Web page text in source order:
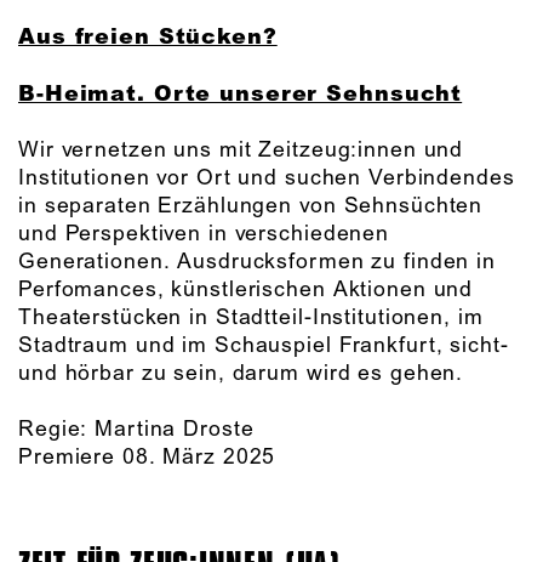
Aus freien Stücken?
B-Heimat. Orte unserer Sehnsucht
Wir vernetzen uns mit Zeitzeug:innen und
Institutionen vor Ort und suchen Verbindendes
in separaten Erzählungen von Sehnsüchten
und Perspektiven in verschiedenen
Generationen. Ausdrucksformen zu finden in
Perfomances, künstlerischen Aktionen und
Theaterstücken in Stadtteil-Institutionen, im
Stadtraum und im Schauspiel Frankfurt, sicht-
und hörbar zu sein, darum wird es gehen.
Regie: Martina Droste
Premiere 08. März 2025